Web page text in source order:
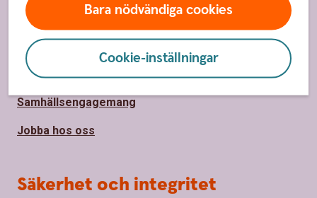
Bara nödvändiga cookies
Cookie-inställningar
Om oss
Om oss
Hållbarhet
Samhällsengagemang
Jobba hos oss
Säkerhet och integritet